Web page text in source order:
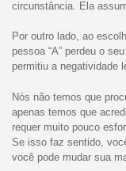
circunstância. Ela
Por outro lado, ao
pessoa “A” perdeu o
permitiu a negatividade
Nós não temos que
apenas temos que
requer muito pouco
Se isso faz sentido,
você pode mudar sua